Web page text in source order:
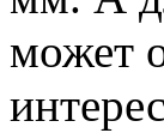
может